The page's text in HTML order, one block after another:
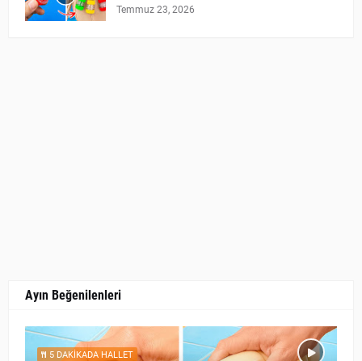
Temmuz 23, 2026
Ayın Beğenilenleri
5 DAKİKADA HALLET